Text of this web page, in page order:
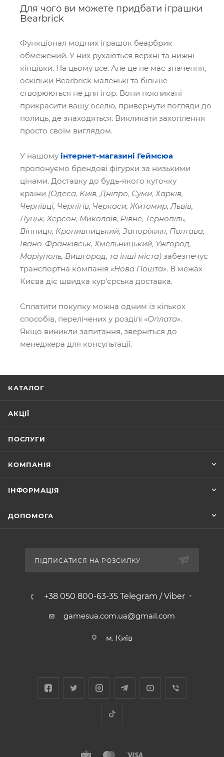
Для чого ви можете придбати іграшки
Bearbrick
Функціонал модних іграшок беарбрик
обмежений. У них рухаються верхні та нижні
кінцівки. На цьому все. Але це не має значення,
оскільки Bearbrick маленькі та більше
створюються не для ігор. Вони покликані
прикрасити вашу оселю, привернути погляди до
полиць, де знаходяться. Викликати захоплення
просто своїм виглядом.
У нашому інтернет-магазині Геймсюа
пропонуємо брендові фігурки за низькими
цінами. Доставку до будь-якого куточку
країни (Одеса, Київ, Дніпро, Суми, Харків,
Чернівці, Чернігів, Черкаси, Житомир, Львів,
Луцьк, Херсон, Миколаїв, Рівне, Тернопіль,
Вінниця, Кропивницький, Запоріжжя, Полтава,
Івано-Франківськ, Хмельницький, Ужгород,
Маріуполь, Вишгород, та інші міста) забезпечує
транспортна компанія «Нова Пошта». В межах
Києва діє швидка кур'єрська доставка.
Сплатити покупку можна одним із кількох
способів, перелічених у розділі «Оплата».
Якщо виникли запитання, зверніться до
менеджера для консультації.
КАТАЛОГ
АКЦІЇ
ПОСЛУГИ
КОМПАНІЯ
ІНФОРМАЦІЯ
ДОПОМОГА
ПІДПИСАТИСЯ НА РОЗСИЛКУ
+38 050 800-63-35 Telegram / Viber
gamesua.com.ua@gmail.com
м. Київ